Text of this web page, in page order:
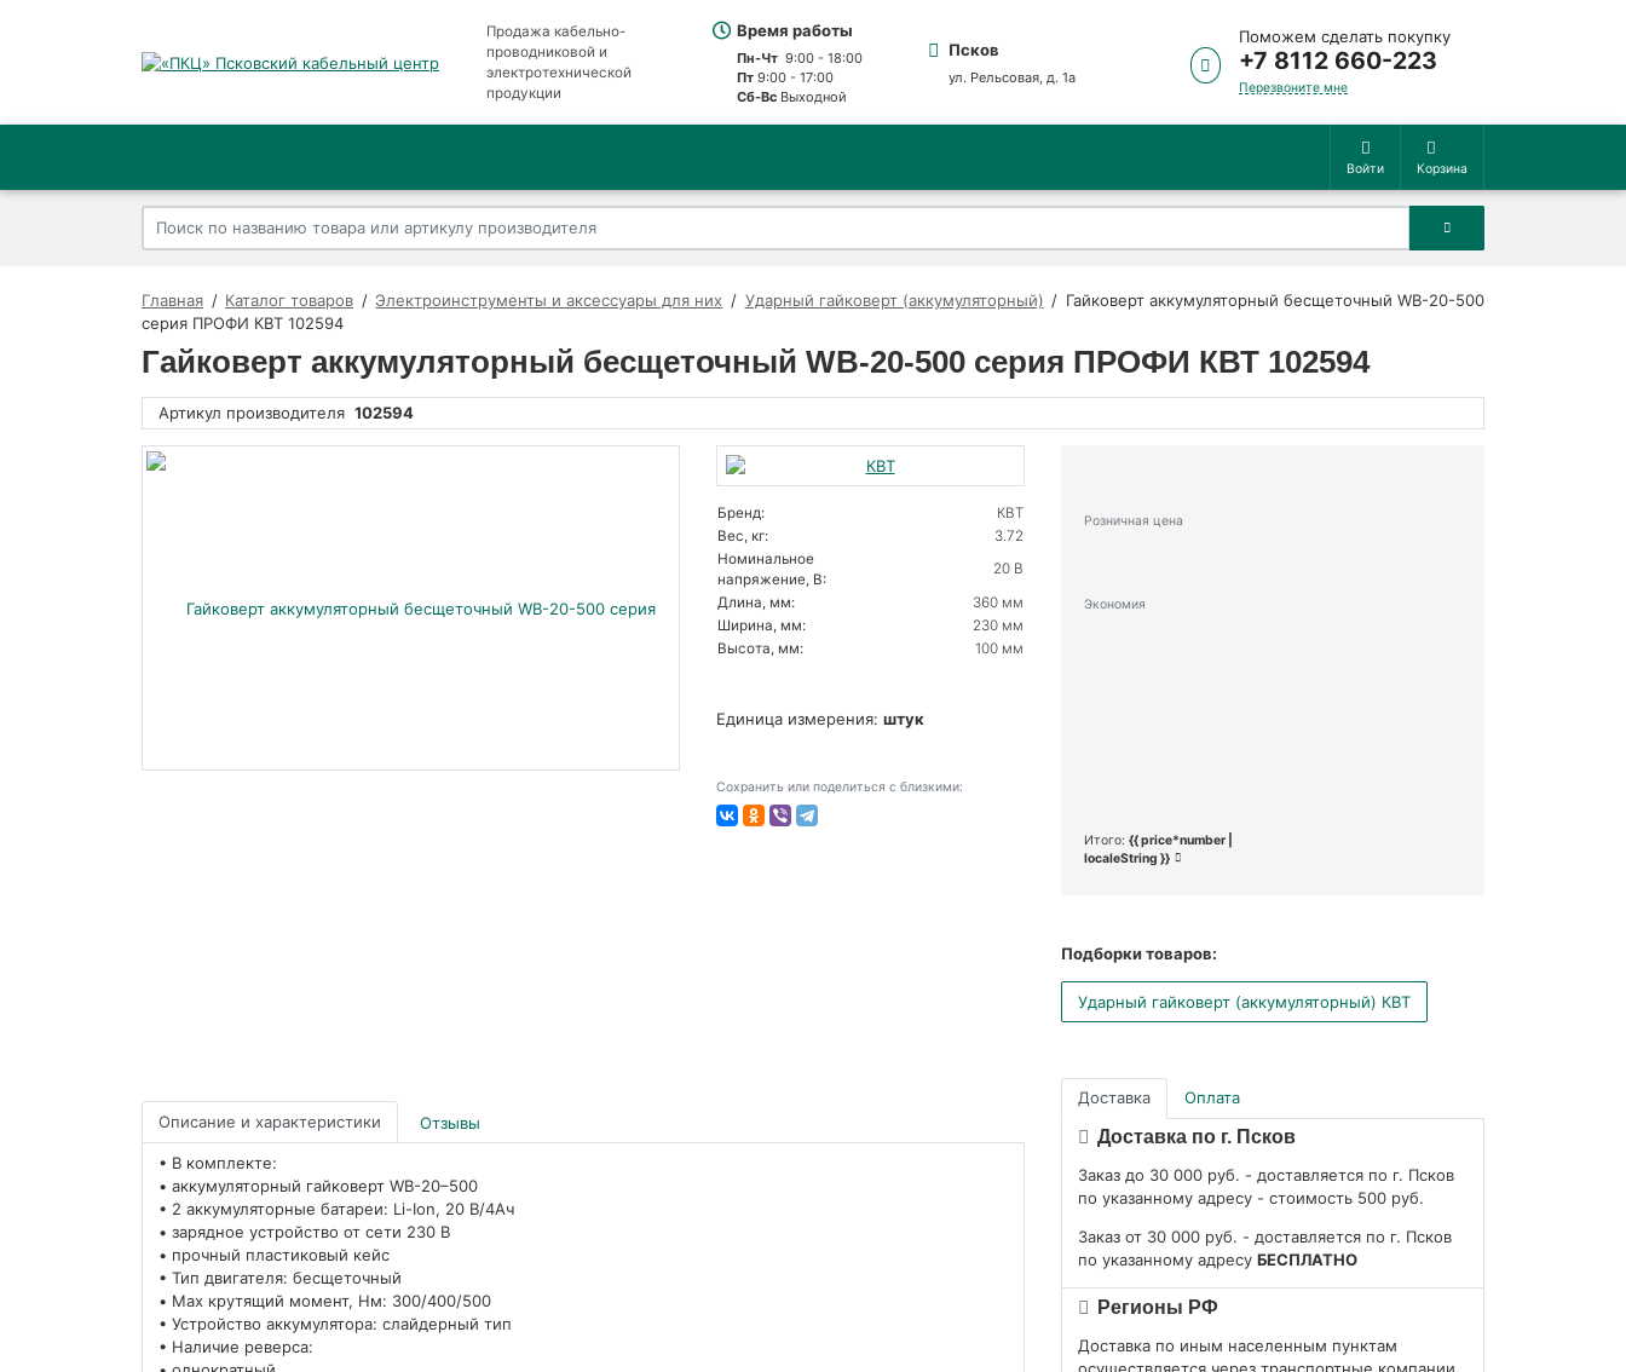
Продажа кабельно-
проводниковой и
электротехнической
продукции
Время работы
Пн-Чт9:00 - 18:00
Пт9:00 - 17:00
Сб-ВсВыходной
Псков
ул. Рельсовая, д. 1а
Поможем сделать покупку
+7 8112 660-223
Перезвоните мне
Войти Корзина
Главная Каталог товаров Электроинструменты и аксессуары для них Ударный гайковерт (аккумуляторный)
Гайковерт аккумуляторный бесщеточный WB-20-500
серия ПРОФИ КВТ 102594
Гайковерт аккумуляторный бесщеточный WB-20-500 серия ПРОФИ КВТ 102594
Артикул производителя 102594
Бренд:
КВТ
Вес, кг:
3.72
Номинальное
напряжение, В:
20 В
Длина, мм:
360 мм
Ширина, мм:
230 мм
Высота, мм:
100 мм
Единица измерения: штук
Сохранить или поделиться с близкими:
Розничная цена
Экономия
Итого: {{ price*number |
localeString }}
Подборки товаров:
Ударный гайковерт (аккумуляторный) КВТ
Доставка Оплата
Доставка по г. Псков
Заказ до 30 000 руб. - доставляется по г. Псков
по указанному адресу - стоимость 500 руб.
Заказ от 30 000 руб. - доставляется по г. Псков
по указанному адресу БЕСПЛАТНО
Регионы РФ
Доставка по иным населенным пунктам
осуществляется через транспортные компании.
Описание и характеристики Отзывы
• В комплекте:
• аккумуляторный гайковерт WB-20–500
• 2 аккумуляторные батареи: Li-Ion, 20 В/4Ач
• зарядное устройство от сети 230 В
• прочный пластиковый кейс
• Тип двигателя: бесщеточный
• Max крутящий момент, Нм: 300/400/500
• Устройство аккумулятора: слайдерный тип
• Наличие реверса: